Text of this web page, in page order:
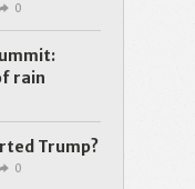
0
rain
Trump?
0